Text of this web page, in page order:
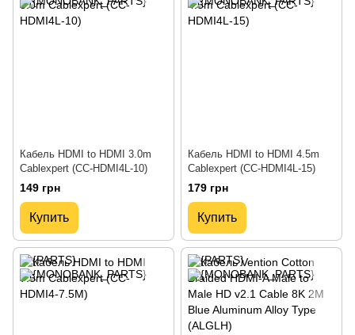
Кабель HDMI to HDMI 3.0m
Cablexpert (CC-HDMI4L-10)
149 грн
Купить
Кабель HDMI to HDMI 4.5m
Cablexpert (CC-HDMI4L-15)
179 грн
Купить